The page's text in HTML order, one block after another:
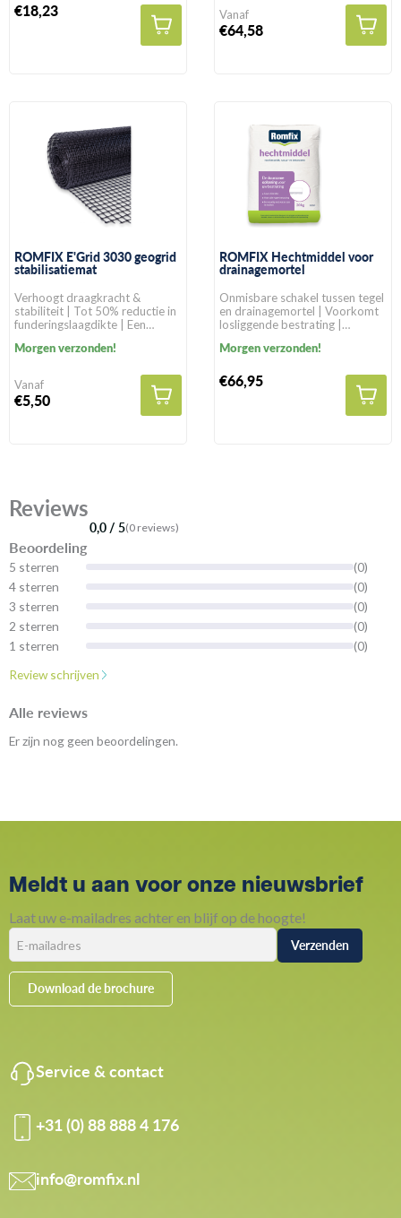
€18,23 Vanaf
€64,58
ROMFIX E'Grid 3030 geogrid
stabilisatiemat
Verhoogt draagkracht &
stabiliteit | Tot 50% reductie in
funderingslaagdikte | Een
natuurlijke gronden
Morgen verzonden!
Vanaf
€5,50
ROMFIX Hechtmiddel voor
drainagemortel
Onmisbare schakel tussen tegel
en drainagemortel | Voorkomt
losliggende bestrating |
bestratingssoorten
Morgen verzonden!
€66,95
Reviews
0,0 / 5(0 reviews)
Beoordeling
5 sterren
(0)
4 sterren
(0)
3 sterren
(0)
2 sterren
(0)
1 sterren
(0)
Review schrijven
Alle reviews
Er zijn nog geen beoordelingen.
Meldt u aan voor onze nieuwsbrief
Laat uw e-mailadres achter en blijf op de hoogte!
Download de brochure
Service & contact
+31 (0) 88 888 4 176
info@romfix.nl